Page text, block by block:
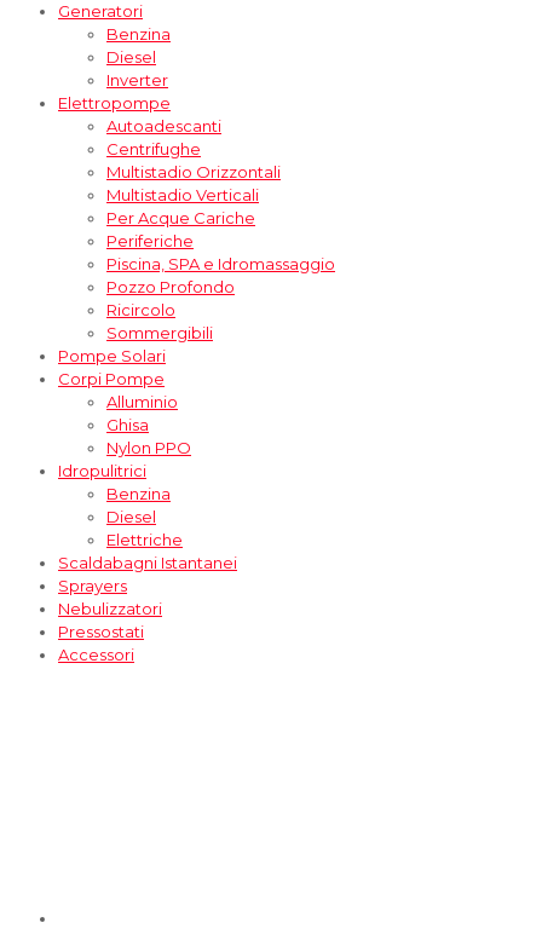
Generatori
Benzina
Diesel
Inverter
Elettropompe
Autoadescanti
Centrifughe
Multistadio Orizzontali
Multistadio Verticali
Per Acque Cariche
Periferiche
Piscina, SPA e Idromassaggio
Pozzo Profondo
Ricircolo
Sommergibili
Pompe Solari
Corpi Pompe
Alluminio
Ghisa
Nylon PPO
Idropulitrici
Benzina
Diesel
Elettriche
Scaldabagni Istantanei
Sprayers
Nebulizzatori
Pressostati
Accessori